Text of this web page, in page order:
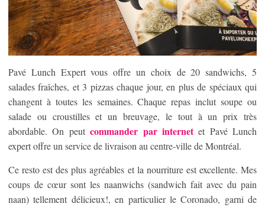
Pavé Lunch Expert vous offre un choix de 20 sandwichs, 5
salades fraîches, et 3 pizzas chaque jour, en plus de spéciaux qui
changent à toutes les semaines. Chaque repas inclut soupe ou
salade ou croustilles et un breuvage, le tout à un prix très
abordable. On peutcommander par internet et Pavé Lunch
expert offre un service de livraison au centre-ville de Montréal.
Ce resto est des plus agréables et la nourriture est excellente. Mes
coups de cœur sont les naanwichs (sandwich fait avec du pain
naan) tellement délicieux!, en particulier le Coronado, garni de